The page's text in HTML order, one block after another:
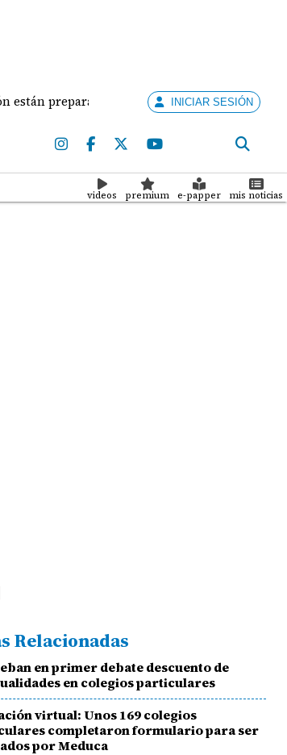
para ejercer la docenciaINICIAR SESIÓN
videos premium e-papper mis noticias
Relacionadas
en primer debate descuento de
en colegios particulares
virtual: Unos 169 colegios
completaron formulario para ser
por Meduca